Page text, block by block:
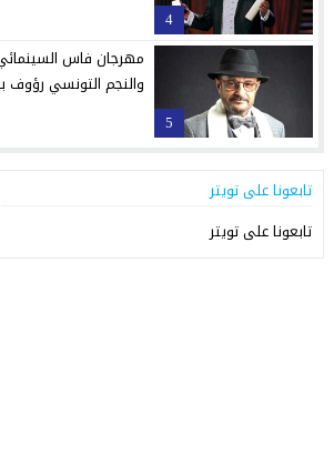
4
5
مهرجان فاس
والنجم التونسي رؤوف
تابعونا على تويتر
تابعونا على تويتر